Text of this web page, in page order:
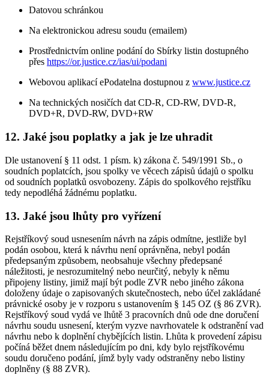
Datovou schránkou
Na elektronickou adresu soudu (emailem)
Prostřednictvím online podání do Sbírky listin dostupného
přes https://or.justice.cz/ias/ui/podani
Webovou aplikací ePodatelna dostupnou z www.justice.cz
Na technických nosičích dat CD-R, CD-RW, DVD-R,
DVD+R, DVD-RW, DVD+RW
12. Jaké jsou poplatky a jak je lze uhradit
Dle ustanovení § 11 odst. 1 písm. k) zákona č. 549/1991 Sb., o
soudních poplatcích, jsou spolky ve věcech zápisů údajů o spolku
od soudních poplatků osvobozeny. Zápis do spolkového rejstříku
tedy nepodléhá žádnému poplatku.
13. Jaké jsou lhůty pro vyřízení
Rejstříkový soud usnesením návrh na zápis odmítne, jestliže byl
podán osobou, která k návrhu není oprávněna, nebyl podán
předepsaným způsobem, neobsahuje všechny předepsané
náležitosti, je nesrozumitelný nebo neurčitý, nebyly k němu
připojeny listiny, jimiž mají být podle ZVR nebo jiného zákona
doloženy údaje o zapisovaných skutečnostech, nebo účel zakládané
právnické osoby je v rozporu s ustanovením § 145 OZ (§ 86 ZVR).
Rejstříkový soud vydá ve lhůtě 3 pracovních dnů ode dne doručení
návrhu soudu usnesení, kterým vyzve navrhovatele k odstranění vad
návrhu nebo k doplnění chybějících listin. Lhůta k provedení zápisu
počíná běžet dnem následujícím po dni, kdy bylo rejstříkovému
soudu doručeno podání, jímž byly vady odstraněny nebo listiny
doplněny (§ 88 ZVR).